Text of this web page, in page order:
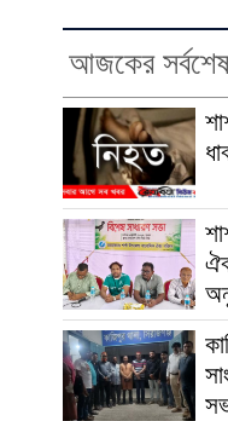
আজকের